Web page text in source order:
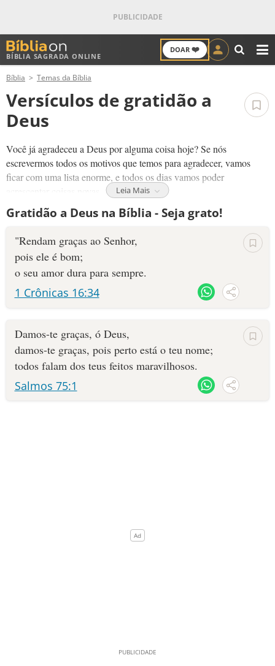
BÍBLIA SAGRADA ONLINE
DOAR ❤️
ANTIGO TESTAMENTO
VERSÍCULO DO DIA
SALMO DO DIA
DEVOCIONAL DIÁRIO
10 MANDAMENTOS
ESTUDOS BÍBLICOS
ESBOÇOS DE PREGAÇÃO
TEMAS
Bíblia Temas da Bíblia
Versículos de gratidão a
Deus
Você já agradeceu a Deus por alguma coisa hoje? Se nós
escrevermos todos os motivos que temos para agradecer, vamos
ficar com uma lista enorme, e todos os dias vamos poder
acrescentar coisas novas.
Mesmo que as coisas não estejam acontecendo como nós queremos,
para despertar a gratidão em seu coração.
Leia Mais
Gratidão a Deus na Bíblia - Seja grato!
"Rendam graças ao Senhor,
pois ele é bom;
o seu amor dura para sempre.
1 Crônicas 16:34
Damos-te graças, ó Deus,
damos-te graças, pois perto está o teu nome;
todos falam dos teus feitos maravilhosos.
Salmos 75:1